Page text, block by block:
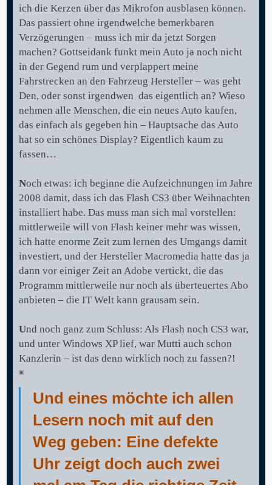
ich die Kerzen über das Mikrofon ausblasen können.
Das passiert ohne irgendwelche bemerkbaren
Verzögerungen – muss ich mir da jetzt Sorgen
machen? Gottseidank funkt mein Auto ja noch nicht
in der Gegend rum und verplappert meine
Fahrstrecken an den Fahrzeug Hersteller – was geht
Den, oder sonst irgendwen das eigentlich an? Wieso
nehmen alle Menschen, die ein neues Auto kaufen,
das einfach als gegeben hin – Hauptsache das Auto
hat so ein schönes Display? Eigentlich kaum zu
fassen…
Noch etwas: ich beginne die Aufzeichnungen im Jahre
2008 damit, dass ich das Flash CS3 über Weihnachten
installiert habe. Das muss man sich mal vorstellen:
mittlerweile will von Flash keiner mehr was wissen,
ich hatte enorme Zeit zum lernen des Umgangs damit
investiert, und der Hersteller Macromedia hatte das ja
dann vor einiger Zeit an Adobe vertickt, die das
Programm mittlerweile nur noch als überteuertes Abo
anbieten – die IT Welt kann grausam sein.
Und noch ganz zum Schluss: Als Flash noch CS3 war,
und unter Windows XP lief, war Mutti auch schon
Kanzlerin – ist das denn wirklich noch zu fassen?!
Und eines möchte ich allen
Lesern noch mit auf den
Weg geben: Eine defekte
Uhr zeigt doch auch zwei